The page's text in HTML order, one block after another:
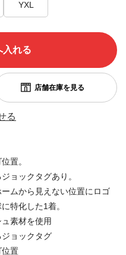
YXL
る
置。
ョックタグあり。
ムから見えない位置にロゴ
特化した1着。
素材を使用
ョックタグ
位置